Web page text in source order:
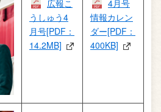
広報こ
うしゅう4
月号[PDF：
14.2MB]
4月号
情報カレン
ダー[PDF：
400KB]